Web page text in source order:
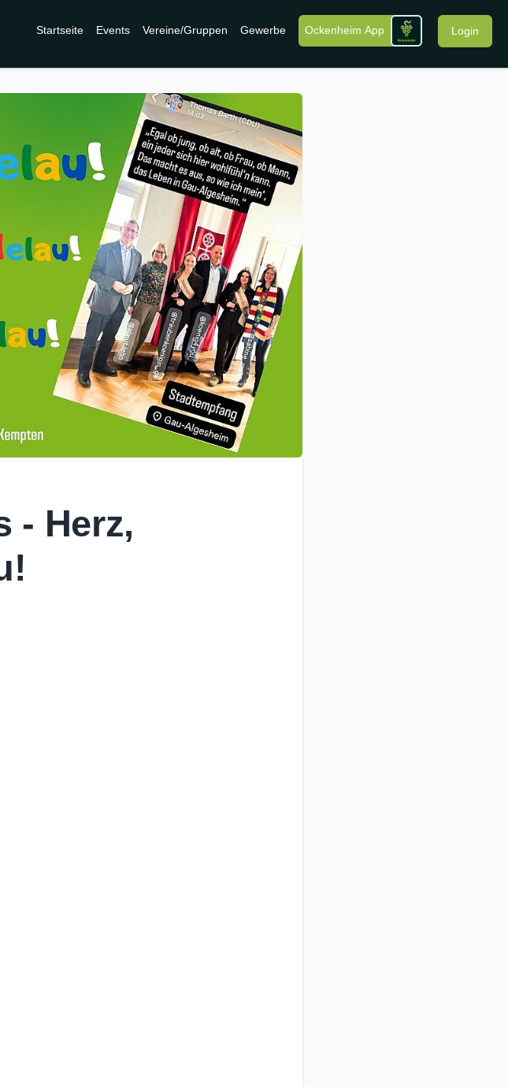
Startseite Events Vereine/Gruppen Gewerbe Ockenheim App Login
- Herz,